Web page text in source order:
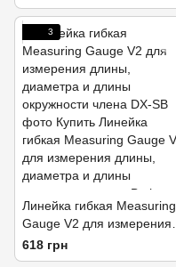
3
Линейка гибкая Measuring
Gauge V2 для измерения
длины, диаметра и длины
окружности члена
618 грн